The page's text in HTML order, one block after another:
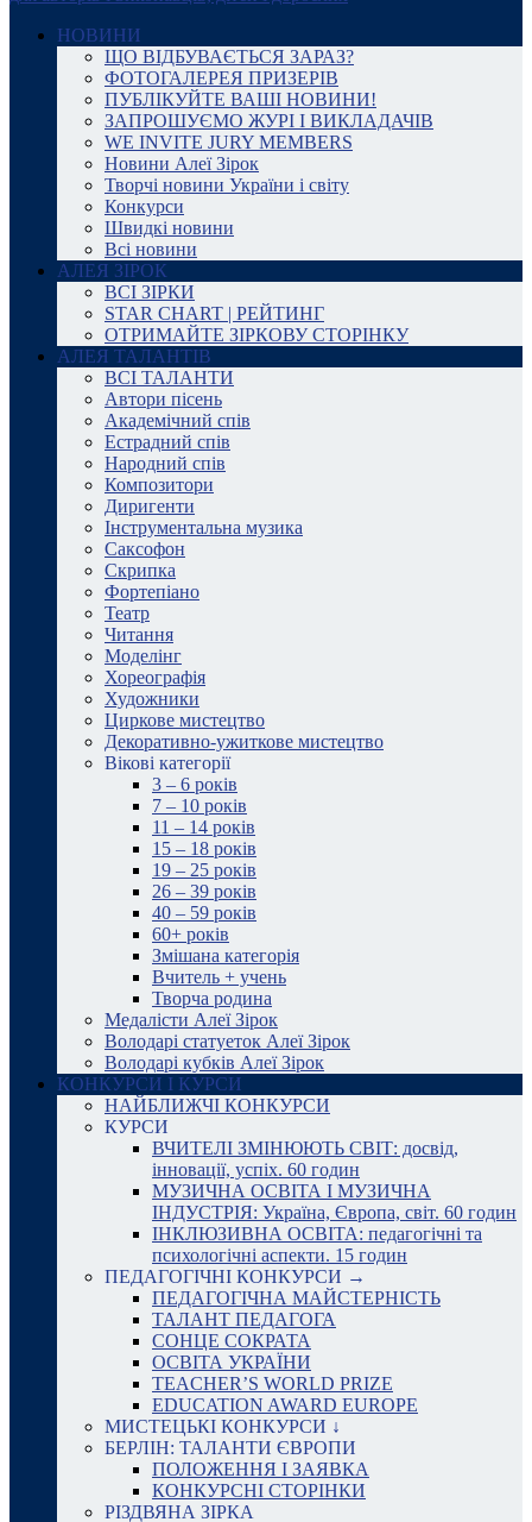
НОВИНИ
ЩО ВІДБУВАЄТЬСЯ ЗАРАЗ?
ФОТОГАЛЕРЕЯ ПРИЗЕРІВ
ПУБЛІКУЙТЕ ВАШІ НОВИНИ!
ЗАПРОШУЄМО ЖУРІ І ВИКЛАДАЧІВ
WE INVITE JURY MEMBERS
Новини Алеї Зірок
Творчі новини України і світу
Конкурси
Швидкі новини
Всі новини
АЛЕЯ ЗІРОК
ВСІ ЗІРКИ
STAR CHART | РЕЙТИНГ
ОТРИМАЙТЕ ЗІРКОВУ СТОРІНКУ
АЛЕЯ ТАЛАНТІВ
ВСІ ТАЛАНТИ
Автори пісень
Академічний спів
Естрадний спів
Народний спів
Композитори
Диригенти
Інструментальна музика
Саксофон
Скрипка
Фортепіано
Театр
Читання
Моделінг
Хореографія
Художники
Циркове мистецтво
Декоративно-ужиткове мистецтво
Вікові категорії
3 – 6 років
7 – 10 років
11 – 14 років
15 – 18 років
19 – 25 років
26 – 39 років
40 – 59 років
60+ років
Змішана категорія
Вчитель + учень
Творча родина
Медалісти Алеї Зірок
Володарі статуеток Алеї Зірок
Володарі кубків Алеї Зірок
КОНКУРСИ І КУРСИ
НАЙБЛИЖЧІ КОНКУРСИ
КУРСИ
ВЧИТЕЛІ ЗМІНЮЮТЬ СВІТ: досвід,
інновації, успіх. 60 годин
МУЗИЧНА ОСВІТА І МУЗИЧНА
ІНДУСТРІЯ: Україна, Європа, світ. 60 годин
ІНКЛЮЗИВНА ОСВІТА: педагогічні та
психологічні аспекти. 15 годин
ПЕДАГОГІЧНІ КОНКУРСИ →
ПЕДАГОГІЧНА МАЙСТЕРНІСТЬ
ТАЛАНТ ПЕДАГОГА
СОНЦЕ СОКРАТА
ОСВІТА УКРАЇНИ
TEACHER’S WORLD PRIZE
EDUCATION AWARD EUROPE
МИСТЕЦЬКІ КОНКУРСИ ↓
БЕРЛІН: ТАЛАНТИ ЄВРОПИ
ПОЛОЖЕННЯ І ЗАЯВКА
КОНКУРСНІ СТОРІНКИ
РІЗДВЯНА ЗІРКА